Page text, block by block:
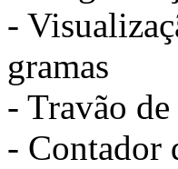
-
gramas
- Travão
-